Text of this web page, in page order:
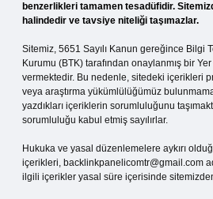
benzerlikleri tamamen tesadüfidir.
halindedir ve tavsiye niteliği taşımazlar.
Sitemiz, 5651 Sayılı Kanun gereğince Bilgi
Kurumu (BTK) tarafından onaylanmış bir
vermektedir. Bu nedenle, sitedeki içerikleri
veya araştırma yükümlülüğümüz
yazdıkları içeriklerin sorumluluğunu
sorumluluğu kabul etmiş sayılırlar.
Hukuka ve yasal düzenlemelere aykırı
içerikleri, backlinkpanelicomtr@gmail.com
ilgili içerikler yasal süre içerisinde sitemizden